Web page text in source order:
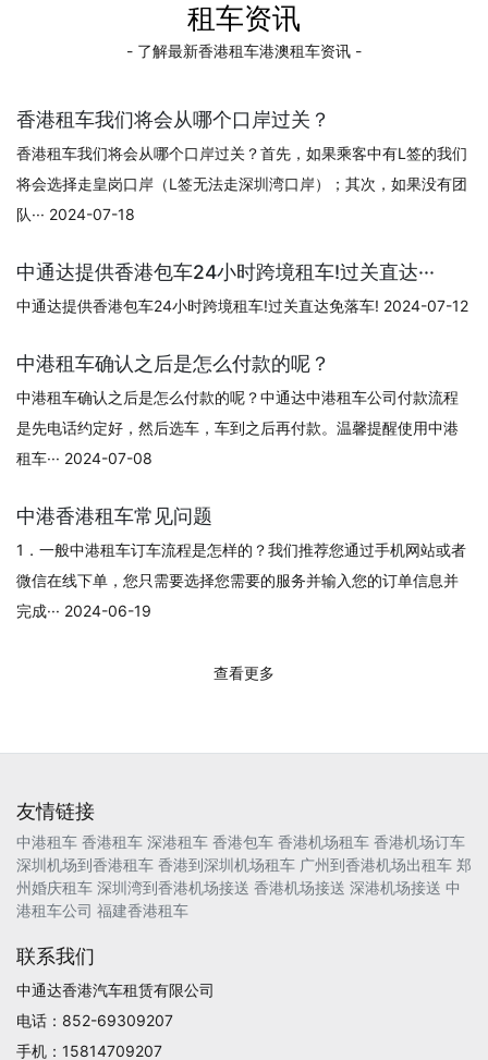
租车资讯
- 了解最新香港租车港澳租车资讯 -
香港租车我们将会从哪个口岸过关？
香港租车我们将会从哪个口岸过关？首先，如果乘客中有L签的我们
将会选择走皇岗口岸（L签无法走深圳湾口岸）；其次，如果没有团
队··· 2024-07-18
中通达提供香港包车24小时跨境租车!过关直达···
中通达提供香港包车24小时跨境租车!过关直达免落车! 2024-07-12
中港租车确认之后是怎么付款的呢？
中港租车确认之后是怎么付款的呢？中通达中港租车公司付款流程
是先电话约定好，然后选车，车到之后再付款。温馨提醒使用中港
租车··· 2024-07-08
中港香港租车常见问题
1．一般中港租车订车流程是怎样的？我们推荐您通过手机网站或者
微信在线下单，您只需要选择您需要的服务并输入您的订单信息并
完成··· 2024-06-19
查看更多
友情链接
中港租车 香港租车 深港租车 香港包车 香港机场租车 香港机场订车
深圳机场到香港租车 香港到深圳机场租车 广州到香港机场出租车 郑
州婚庆租车 深圳湾到香港机场接送 香港机场接送 深港机场接送 中
港租车公司 福建香港租车
联系我们
中通达香港汽车租赁有限公司
电话：852-69309207
手机：15814709207